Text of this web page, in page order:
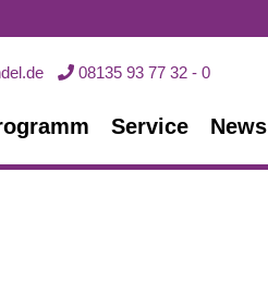
08135 93 77 32 - 0
Service News